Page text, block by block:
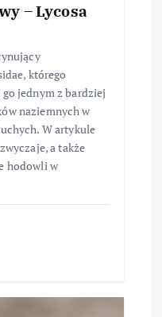
– Lycosa
którego
jednym z bardziej
naziemnych w
W artykule
a także
hodowli w